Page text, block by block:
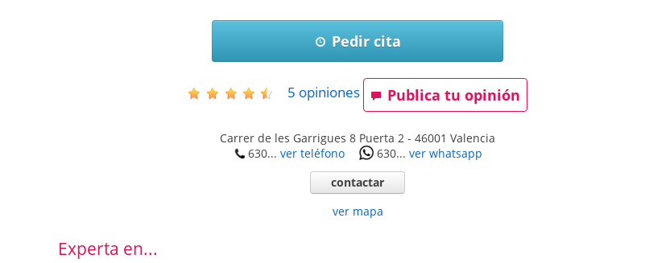
Pedir cita
5 opiniones Publica tu opinión
Carrer de les Garrigues 8 Puerta 2 - 46001 Valencia
630... ver teléfono 630... ver whatsapp
contactar
ver mapa
Experta en...